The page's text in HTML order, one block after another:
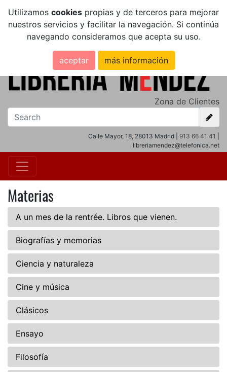
Utilizamos cookies propias y de terceros para mejorar
nuestros servicios y facilitar la navegación. Si continúa
navegando consideramos que acepta su uso.
aceptar más información
Zona de Clientes
Calle Mayor, 18, 28013 Madrid | 913 66 41 41
libreriamendez@telefonica.net
Materias
A un mes de la rentrée. Libros que vienen.
Biografías y memorias
Ciencia y naturaleza
Cine y música
Clásicos
Ensayo
Filosofía